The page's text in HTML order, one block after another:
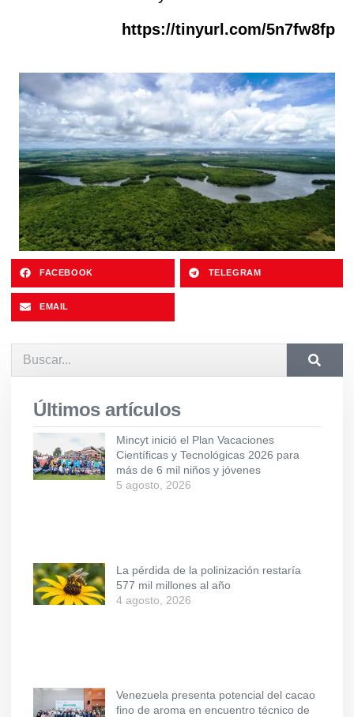
https://tinyurl.com/5n7fw8fp
FACEBOOK TELEGRAM
EMAIL
Últimos artículos
Mincyt inició el Plan Vacaciones
Científicas y Tecnológicas 2026 para
más de 6 mil niños y jóvenes
5 agosto, 2026
La pérdida de la polinización restaría
577 mil millones al año
4 agosto, 2026
Venezuela presenta potencial del cacao
fino de aroma en encuentro técnico de